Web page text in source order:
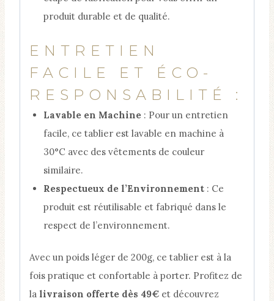
produit durable et de qualité.
ENTRETIEN
FACILE ET ÉCO-
RESPONSABILITÉ :
Lavable en Machine: Pour un entretien
facile, ce tablier est lavable en machine à
30°C avec des vêtements de couleur
similaire.
Respectueux de l’Environnement: Ce
produit est réutilisable et fabriqué dans le
respect de l’environnement.
Avec un poids léger de 200g, ce tablier est à la
fois pratique et confortable à porter. Profitez de
la livraison offerte dès 49€ et découvrez